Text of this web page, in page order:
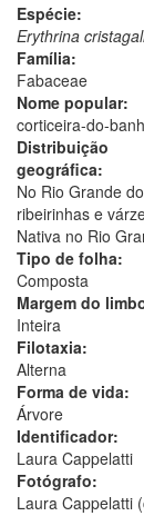
Espécie:
Erythrina
Família:
Fabaceae
Nome popular:
corticeira-do-
Distribuição
geográfica:
No Rio Grande
ribeirinhas e
Nativa no Rio
Tipo de folha:
Composta
Margem do
Inteira
Filotaxia:
Alterna
Forma de vida:
Árvore
Identificador:
Laura Cappelatti
Fotógrafo:
Laura Cappelatti